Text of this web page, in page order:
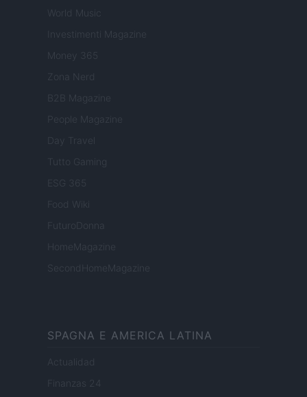
World Music
Investimenti Magazine
Money 365
Zona Nerd
B2B Magazine
People Magazine
Day Travel
Tutto Gaming
ESG 365
Food Wiki
FuturoDonna
HomeMagazine
SecondHomeMagazine
SPAGNA E AMERICA LATINA
Actualidad
Finanzas 24